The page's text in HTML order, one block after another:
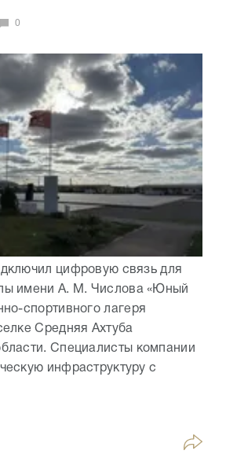
0
цифровую связь для
имени А. М. Числова «Юный
спортивного лагеря
Средняя Ахтуба
Специалисты компании
инфраструктуру с